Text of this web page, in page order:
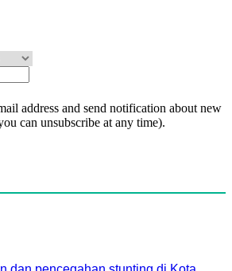
address and send notification about new
can unsubscribe at any time).